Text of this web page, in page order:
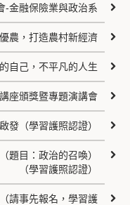
-金融保險業與政治系
農，打造農村新經濟
自己，不平凡的人生
座頒獎暨專題演講會
發（學習護照認證）
題目：政治的召喚）
（學習護照認證）
請事先報名，學習護